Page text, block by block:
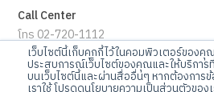
เว็บไซต์นี้เก็บคุกกี้ไว้ในคอมพิวเตอร์ของคุ
ประสบการณ์เว็บไซต์ของคุณและให้บริกา
บนเว็บไซต์นี้และผ่านสื่ออื่นๆ หากต้องการ
Call Center
โทร 02-720-1112
E-mail